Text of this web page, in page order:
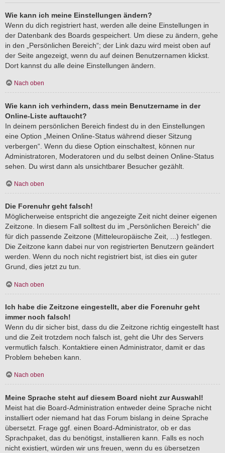
Wie kann ich meine Einstellungen ändern?
Wenn du dich registriert hast, werden alle deine Einstellungen in
der Datenbank des Boards gespeichert. Um diese zu ändern, gehe
in den „Persönlichen Bereich“; der Link dazu wird meist oben auf
der Seite angezeigt, wenn du auf deinen Benutzernamen klickst.
Dort kannst du alle deine Einstellungen ändern.
Nach oben
Wie kann ich verhindern, dass mein Benutzername in der
Online-Liste auftaucht?
In deinem persönlichen Bereich findest du in den Einstellungen
eine Option „Meinen Online-Status während dieser Sitzung
verbergen“. Wenn du diese Option einschaltest, können nur
Administratoren, Moderatoren und du selbst deinen Online-Status
sehen. Du wirst dann als unsichtbarer Besucher gezählt.
Nach oben
Die Forenuhr geht falsch!
Möglicherweise entspricht die angezeigte Zeit nicht deiner eigenen
Zeitzone. In diesem Fall solltest du im „Persönlichen Bereich“ die
für dich passende Zeitzone (Mitteleuropäische Zeit, ...) festlegen.
Die Zeitzone kann dabei nur von registrierten Benutzern geändert
werden. Wenn du noch nicht registriert bist, ist dies ein guter
Grund, dies jetzt zu tun.
Nach oben
Ich habe die Zeitzone eingestellt, aber die Forenuhr geht
immer noch falsch!
Wenn du dir sicher bist, dass du die Zeitzone richtig eingestellt hast
und die Zeit trotzdem noch falsch ist, geht die Uhr des Servers
vermutlich falsch. Kontaktiere einen Administrator, damit er das
Problem beheben kann.
Nach oben
Meine Sprache steht auf diesem Board nicht zur Auswahl!
Meist hat die Board-Administration entweder deine Sprache nicht
installiert oder niemand hat das Forum bislang in deine Sprache
übersetzt. Frage ggf. einen Board-Administrator, ob er das
Sprachpaket, das du benötigst, installieren kann. Falls es noch
nicht existiert, würden wir uns freuen, wenn du es übersetzen